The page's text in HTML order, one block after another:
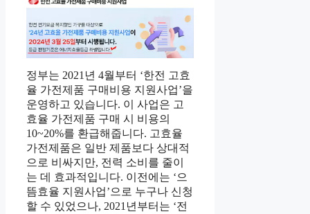
정부는 2021년 4월부터 ‘한전 고효
율 가전제품 구매비용 지원사업’을
운영하고 있습니다. 이 사업은 고
효율 가전제품 구매 시 비용의
10~20%를 환급해줍니다. 고효율
가전제품은 일반 제품보다 상대적
으로 비싸지만, 전력 소비를 줄이
는 데 효과적입니다. 이전에는 ‘으
뜸효율 지원사업’으로 누구나 신청
할 수 있었으나, 2021년부터는 ‘전